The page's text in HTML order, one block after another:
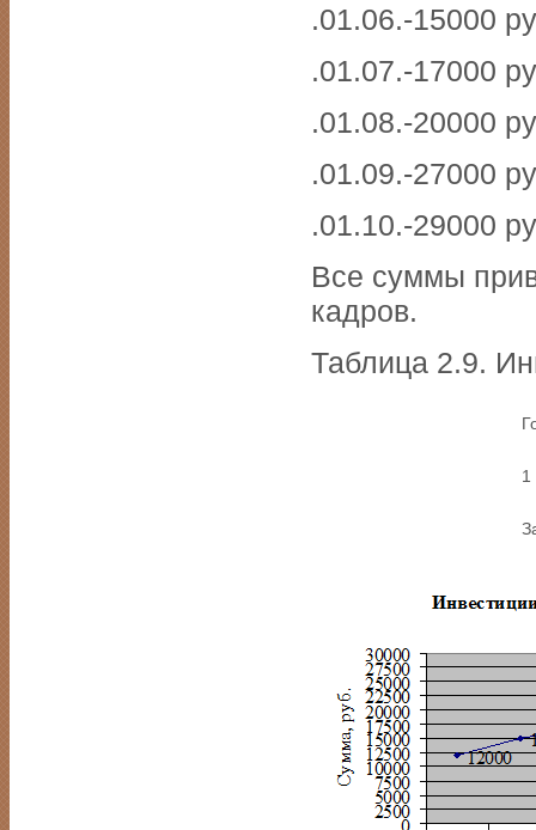
.01.06.-15000
.01.07.-17000
.01.08.-20000
.01.09.-27000
.01.10.-29000
Все суммы
кадров.
Таблица 2.9.
1